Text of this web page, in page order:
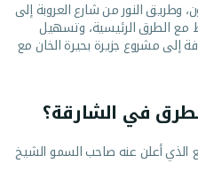
وطريق النور من شارع العروبة إلى
مع الطرق الرئيسية، وتسهيل
إلى مشروع جزيرة بحيرة الخان مع
في الشارقة؟
الذي أعلن عنه صاحب السمو الشيخ